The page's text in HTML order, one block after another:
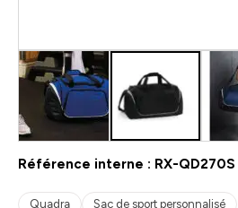
Référence interne : RX-QD270S
Quadra
Sac de sport personnalisé